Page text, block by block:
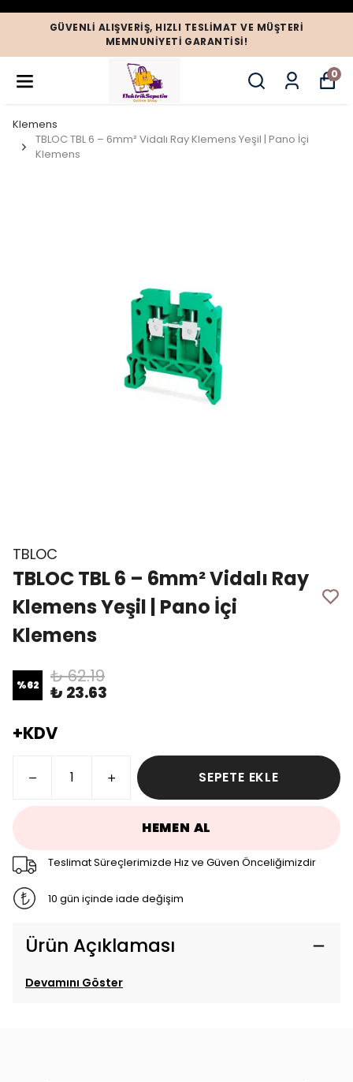
GÜVENLI ALIŞVERIŞ, HIZLI TESLIMAT VE MÜŞTERI
MEMNUNIYETI GARANTISI!
0
Klemens
TBLOC TBL 6 – 6mm² Vidalı Ray Klemens Yeşil | Pano İçi
Klemens
TBLOC
TBLOC TBL 6 – 6mm² Vidalı Ray
Klemens Yeşil | Pano İçi
Klemens
%62 ₺ 62.19
₺ 23.63
+KDV
SEPETE EKLE
HEMEN AL
Teslimat Süreçlerimizde Hız ve Güven Önceliğimizdir
10 gün içinde iade değişim
Ürün Açıklaması
Devamını Göster